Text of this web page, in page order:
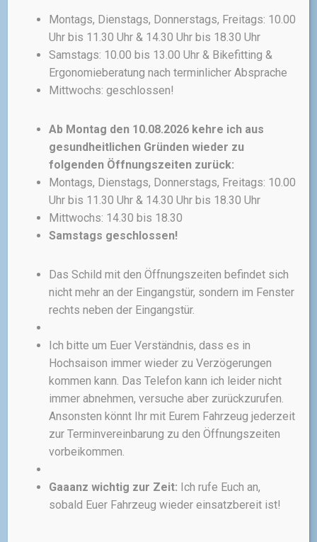
Baggy-Outfit ebenso wie einen
sportlich-urbanen Look.
30,00€
zzgl.Versandkosten
CASUAL CLOTHING RADSKELLER
Die farblich abgesetzten
Bündchen an Ärmeln und
Halsausschnitt machen dieses
kombinationsstarken Basic mit
dem gewissen Etwas.
30,00€
inkl. 19 % MwSt.
zzgl.Versandkosten
Montags, Dienstags, Donnerstags, Freitags: 10.00
Uhr bis 11.30 Uhr & 14.30 Uhr bis 18.30 Uhr
Samstags: 10.00 bis 13.00 Uhr & Bikefitting &
Ergonomieberatung nach terminlicher Absprache
Mittwochs: geschlossen!
Ab Montag den 10.08.2026 kehre ich aus
gesundheitlichen Gründen wieder zu
folgenden Öffnungszeiten zurück:
Montags, Dienstags, Donnerstags, Freitags: 10.00
Uhr bis 11.30 Uhr & 14.30 Uhr bis 18.30 Uhr
Mittwochs: 14.30 bis 18.30
Samstags geschlossen!
Das Schild mit den Öffnungszeiten befindet sich
nicht mehr an der Eingangstür, sondern im Fenster
rechts neben der Eingangstür.
Ich bitte um Euer Verständnis, dass es in
Hochsaison immer wieder zu Verzögerungen
kommen kann. Das Telefon kann ich leider nicht
immer abnehmen, versuche aber zurückzurufen.
Ansonsten könnt Ihr mit Eurem Fahrzeug jederzeit
zur Terminvereinbarung zu den Öffnungszeiten
vorbeikommen.
Gaaanz wichtig zur Zeit: Ich rufe Euch an,
sobald Euer Fahrzeug wieder einsatzbereit ist!